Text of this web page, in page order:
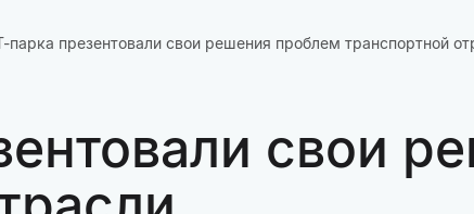
парка презентовали свои решения проблем транспортной
свои